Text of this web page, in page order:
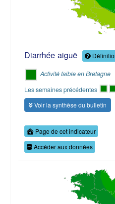
Diarrhée aiguë
Activité faible en Bretagne
Les semaines précédentes
Voir la synthèse du bulletin
Page de cet indicateur
Accéder aux données